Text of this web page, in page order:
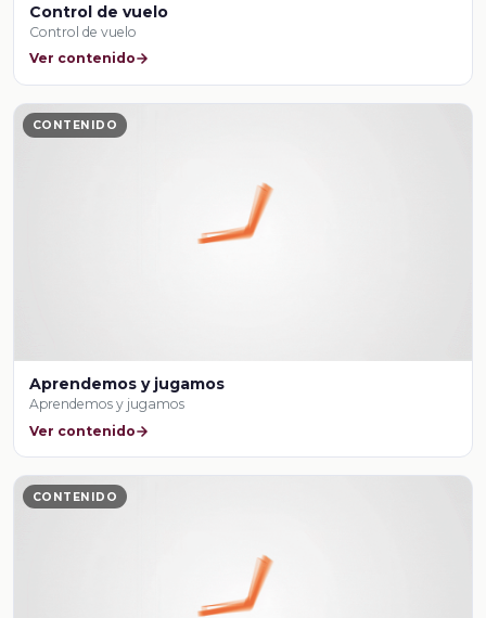
Control de vuelo
Control de vuelo
Ver contenido
CONTENIDO
Aprendemos y jugamos
Aprendemos y jugamos
Ver contenido
CONTENIDO